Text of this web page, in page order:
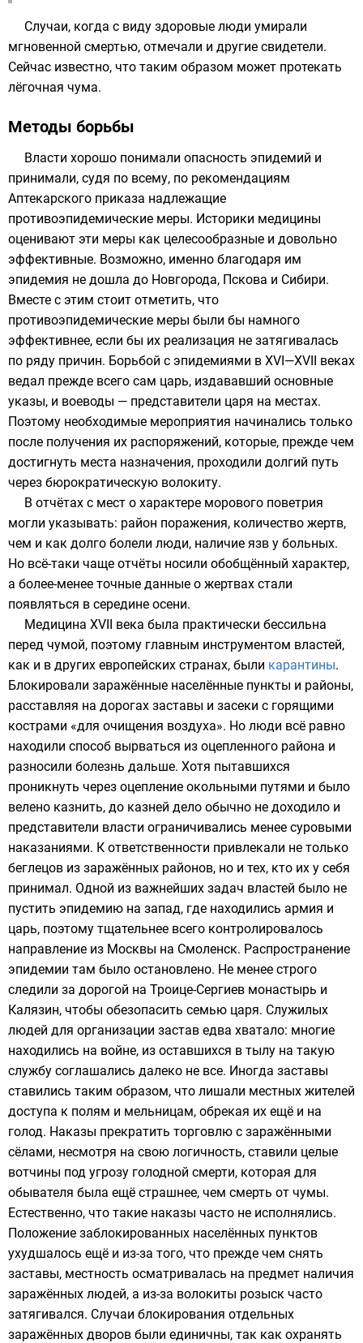
Случаи, когда с виду здоровые люди умирали
мгновенной смертью, отмечали и другие свидетели.
Сейчас известно, что таким образом может протекать
лёгочная чума.
Методы борьбы
Власти хорошо понимали опасность эпидемий и
принимали, судя по всему, по рекомендациям
Аптекарского приказа надлежащие
противоэпидемические меры. Историки медицины
оценивают эти меры как целесообразные и довольно
эффективные. Возможно, именно благодаря им
эпидемия не дошла до Новгорода, Пскова и Сибири.
Вместе с этим стоит отметить, что
противоэпидемические меры были бы намного
эффективнее, если бы их реализация не затягивалась
по ряду причин. Борьбой с эпидемиями в XVI—XVII веках
ведал прежде всего сам царь, издававший основные
указы, и воеводы — представители царя на местах.
Поэтому необходимые мероприятия начинались только
после получения их распоряжений, которые, прежде чем
достигнуть места назначения, проходили долгий путь
через бюрократическую волокиту.
В отчётах с мест о характере морового поветрия
могли указывать: район поражения, количество жертв,
чем и как долго болели люди, наличие язв у больных.
Но всё-таки чаще отчёты носили обобщённый характер,
а более-менее точные данные о жертвах стали
появляться в середине осени.
Медицина XVII века была практически бессильна
перед чумой, поэтому главным инструментом властей,
как и в других европейских странах, были карантины.
Блокировали заражённые населённые пункты и районы,
расставляя на дорогах заставы и засеки с горящими
кострами «для очищения воздуха». Но люди всё равно
находили способ вырваться из оцепленного района и
разносили болезнь дальше. Хотя пытавшихся
проникнуть через оцепление окольными путями и было
велено казнить, до казней дело обычно не доходило и
представители власти ограничивались менее суровыми
наказаниями. К ответственности привлекали не только
беглецов из заражённых районов, но и тех, кто их у себя
принимал. Одной из важнейших задач властей было не
пустить эпидемию на запад, где находились армия и
царь, поэтому тщательнее всего контролировалось
направление из Москвы на Смоленск. Распространение
эпидемии там было остановлено. Не менее строго
следили за дорогой на Троице-Сергиев монастырь и
Калязин, чтобы обезопасить семью царя. Служилых
людей для организации застав едва хватало: многие
находились на войне, из оставшихся в тылу на такую
службу соглашались далеко не все. Иногда заставы
ставились таким образом, что лишали местных жителей
доступа к полям и мельницам, обрекая их ещё и на
голод. Наказы прекратить торговлю с заражёнными
сёлами, несмотря на свою логичность, ставили целые
вотчины под угрозу голодной смерти, которая для
обывателя была ещё страшнее, чем смерть от чумы.
Естественно, что такие наказы часто не исполнялись.
Положение заблокированных населённых пунктов
ухудшалось ещё и из-за того, что прежде чем снять
заставы, местность осматривалась на предмет наличия
заражённых людей, а из-за волокиты розыск часто
затягивался. Случаи блокирования отдельных
заражённых дворов были единичны, так как охранять